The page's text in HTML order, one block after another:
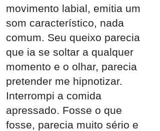
movimento labial, emitia um
som característico, nada
comum. Seu queixo parecia
que ia se soltar a qualquer
momento e o olhar, parecia
pretender me hipnotizar.
Interrompi a comida
apressado. Fosse o que
fosse, parecia muito sério e